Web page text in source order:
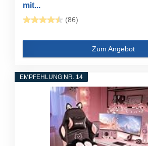
mit...
(86)
Zum Angebot
EMPFEHLUNG NR. 14